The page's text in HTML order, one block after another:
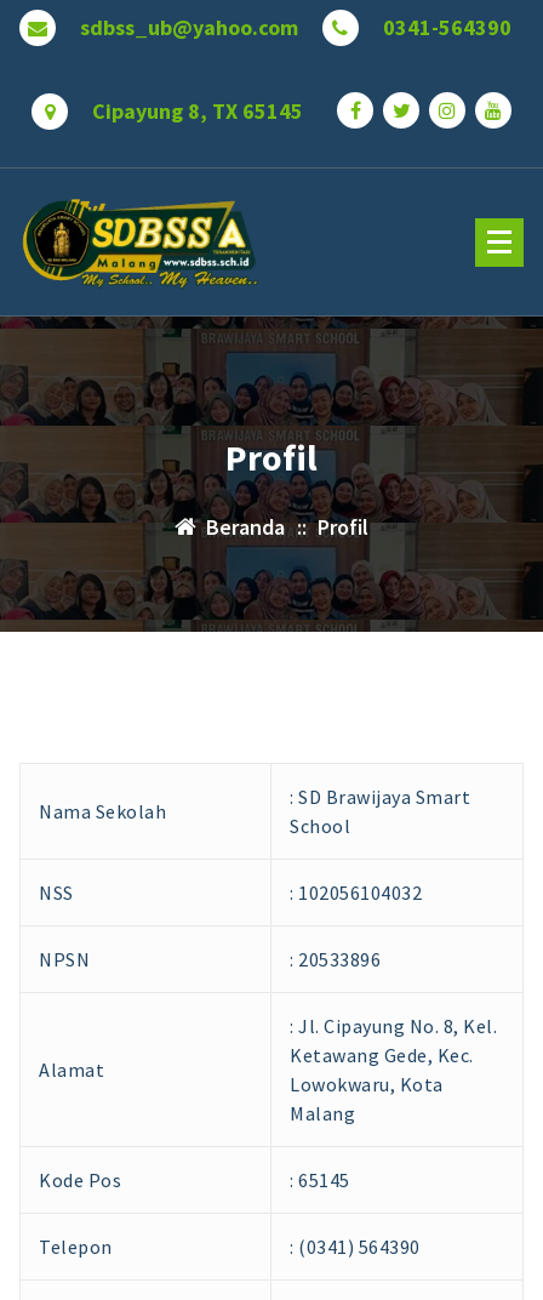
Lewati
sdbss_ub@yahoo.com 0341-564390
Cipayung 8, TX 65145
Profil
Beranda :: Profil
Nama Sekolah
: SD Brawijaya Smart
School
NSS : 102056104032
NPSN : 20533896
Alamat
: Jl. Cipayung No. 8, Kel.
Ketawang Gede, Kec.
Lowokwaru, Kota
Malang
Kode Pos : 65145
Telepon : (0341) 564390